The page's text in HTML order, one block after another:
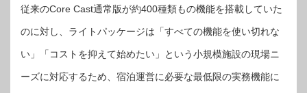
従来のCore Cast通常版が約400種類もの機能を搭載していた
のに対し、ライトパッケージは「すべての機能を使い切れな
い」「コストを抑えて始めたい」という小規模施設の現場ニ
ーズに対応するため、宿泊運営に必要な最低限の実務機能に